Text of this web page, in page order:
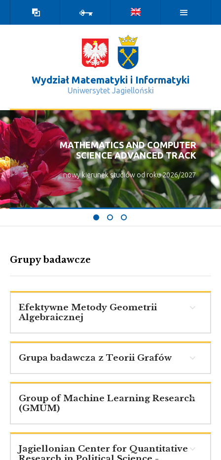
kontrastowa
Wydział Matematyki i Informatyki
Uniwersytet Jagielloński
Grupy badawcze - Wydział
MATHEMATICS AND COMPUTER
SCIENCE ADVANCED TRACK
nowy kierunek studiów od roku 2026/2027
Grupy badawcze
Efektywne Metody Geometrii
Algebraicznej
Grupa badawcza z Teorii Grafów
Group of Machine Learning Research
(GMUM)
Jagiellonian Center for Quantitative